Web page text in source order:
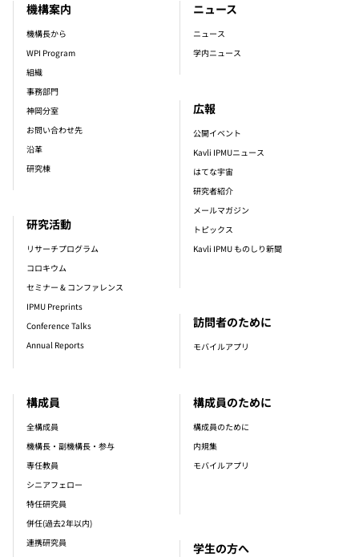
footer_main_menu
機構案内
機構長から
WPI Program
組織
事務部門
神岡分室
お問い合わせ先
沿革
研究棟
構成員
全構成員
機構長・副機構長・参与
専任教員
シニアフェロー
特任研究員
併任(過去2年以内)
連携研究員
研究活動
リサーチプログラム
コロキウム
セミナー & コンファレンス
IPMU Preprints
Conference Talks
Annual Reports
ニュース
ニュース
学内ニュース
広報
公開イベント
Kavli IPMUニュース
はてな宇宙
研究者紹介
メールマガジン
トピックス
Kavli IPMU ものしり新聞
訪問者のために
モバイルアプリ
構成員のために
構成員のために
内規集
モバイルアプリ
学生の方へ